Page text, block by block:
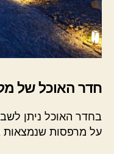
חדר האוכל של
בחדר האוכל ניתן
על מרפסות שנמצאות